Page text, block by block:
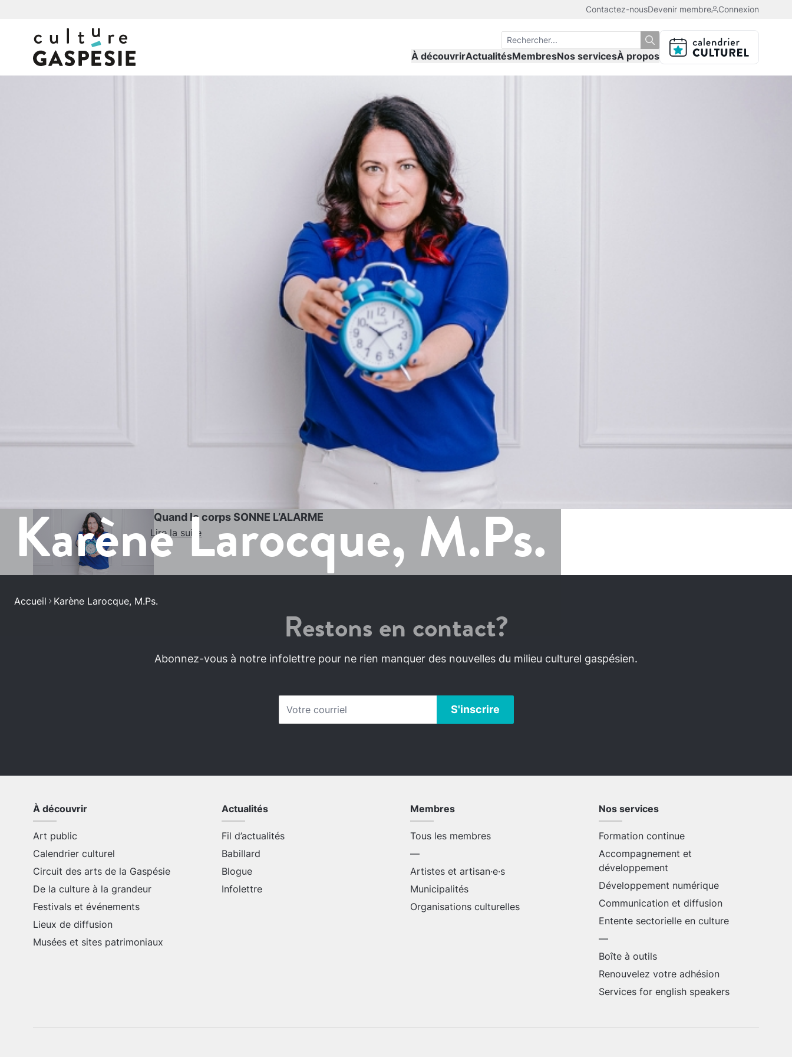
Contactez-nousDevenir membre Connexion
À découvrirActualitésMembresNos servicesÀ propos
Karène Larocque, M.Ps.
Accueil Karène Larocque, M.Ps.
Quand le corps SONNE L’ALARME
Lire la suite
Restons en contact?
Abonnez-vous à notre infolettre pour ne rien manquer des nouvelles du milieu culturel gaspésien.
À découvrir
Art public
Calendrier culturel
Circuit des arts de la Gaspésie
De la culture à la grandeur
Festivals et événements
Lieux de diffusion
Musées et sites patrimoniaux
Actualités
Fil d’actualités
Babillard
Blogue
Infolettre
Membres
Tous les membres
—
Artistes et artisan·e·s
Municipalités
Organisations culturelles
Nos services
Formation continue
Accompagnement et
développement
Développement numérique
Communication et diffusion
Entente sectorielle en culture
—
Boîte à outils
Renouvelez votre adhésion
Services for english speakers